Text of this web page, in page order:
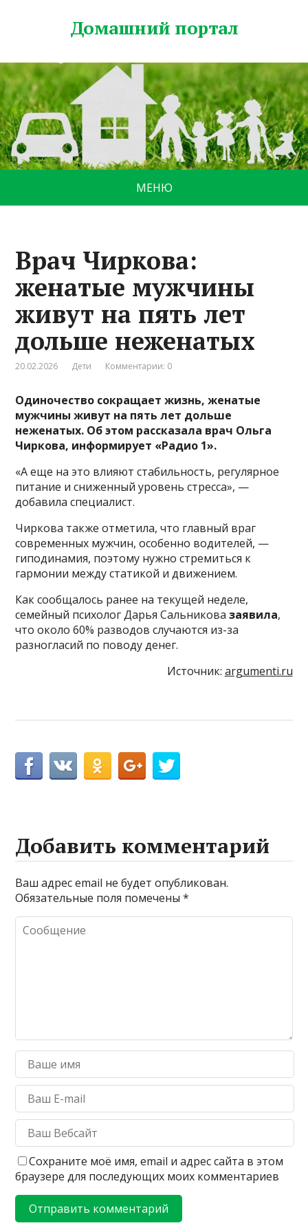
Домашний портал
МЕНЮ
Врач Чиркова:
женатые мужчины
живут на пять лет
дольше неженатых
20.02.2026 Дети Комментарии: 0
Одиночество сокращает жизнь, женатые
мужчины живут на пять лет дольше
неженатых. Об этом рассказала врач Ольга
Чиркова, информирует «Радио 1».
«А еще на это влияют стабильность, регулярное
питание и сниженный уровень стресса», —
добавила специалист.
Чиркова также отметила, что главный враг
современных мужчин, особенно водителей, —
гиподинамия, поэтому нужно стремиться к
гармонии между статикой и движением.
Как сообщалось ранее на текущей неделе,
семейный психолог Дарья Сальниковазаявила,
что около 60% разводов случаются из-за
разногласий по поводу денег.
Источник: argumenti.ru
Добавить комментарий
Ваш адрес email не будет опубликован.
Обязательные поля помечены*
Сохраните моё имя, email и адрес сайта в этом
браузере для последующих моих комментариев